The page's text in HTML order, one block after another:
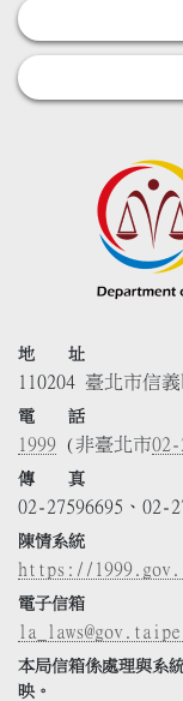
地 址
110204 臺北市信
電 話
1999 (非臺北市02-
傳 真
02-27596695、02-
陳情系統
https://
電子信箱
本局信箱係處理與系
映。